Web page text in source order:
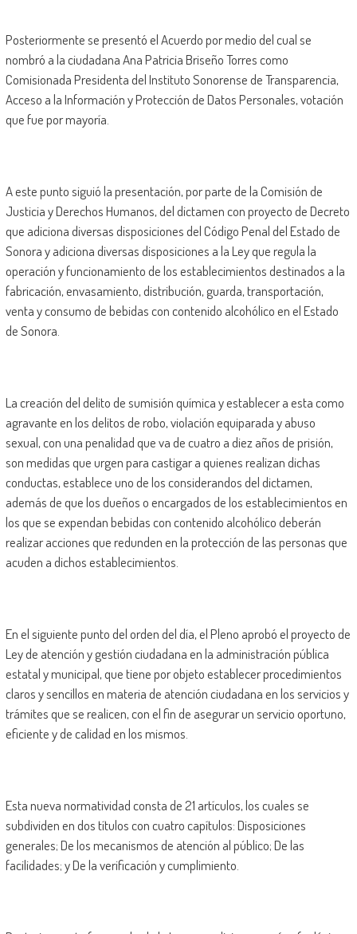
Posteriormente se presentó el Acuerdo por medio del cual se
nombró a la ciudadana Ana Patricia Briseño Torres como
Comisionada Presidenta del Instituto Sonorense de Transparencia,
Acceso a la Información y Protección de Datos Personales, votación
que fue por mayoría.
A este punto siguió la presentación, por parte de la Comisión de
Justicia y Derechos Humanos, del dictamen con proyecto de Decreto
que adiciona diversas disposiciones del Código Penal del Estado de
Sonora y adiciona diversas disposiciones a la Ley que regula la
operación y funcionamiento de los establecimientos destinados a la
fabricación, envasamiento, distribución, guarda, transportación,
venta y consumo de bebidas con contenido alcohólico en el Estado
de Sonora.
La creación del delito de sumisión química y establecer a esta como
agravante en los delitos de robo, violación equiparada y abuso
sexual, con una penalidad que va de cuatro a diez años de prisión,
son medidas que urgen para castigar a quienes realizan dichas
conductas, establece uno de los considerandos del dictamen,
además de que los dueños o encargados de los establecimientos en
los que se expendan bebidas con contenido alcohólico deberán
realizar acciones que redunden en la protección de las personas que
acuden a dichos establecimientos.
En el siguiente punto del orden del día, el Pleno aprobó el proyecto de
Ley de atención y gestión ciudadana en la administración pública
estatal y municipal, que tiene por objeto establecer procedimientos
claros y sencillos en materia de atención ciudadana en los servicios y
trámites que se realicen, con el fin de asegurar un servicio oportuno,
eficiente y de calidad en los mismos.
Esta nueva normatividad consta de 21 artículos, los cuales se
subdividen en dos títulos con cuatro capítulos: Disposiciones
generales; De los mecanismos de atención al público; De las
facilidades; y De la verificación y cumplimiento.